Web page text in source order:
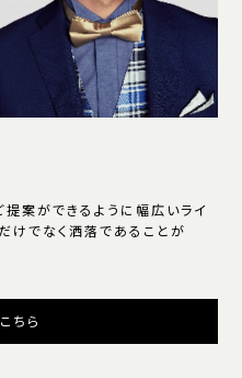
案ができるように幅広いライ
けでなく洒落であることが
ちら